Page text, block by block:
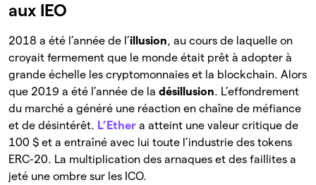
aux IEO
2018 a été l’année de l’illusion, au cours de laquelle on
croyait fermement que le monde était prêt à adopter à
grande échelle les cryptomonnaies et la blockchain. Alors
que 2019 a été l’année de la désillusion. L’effondrement
du marché a généré une réaction en chaîne de méfiance
et de désintérêt. L’Ether a atteint une valeur critique de
100 $ et a entraîné avec lui toute l’industrie des tokens
ERC-20. La multiplication des arnaques et des faillites a
jeté une ombre sur les ICO.